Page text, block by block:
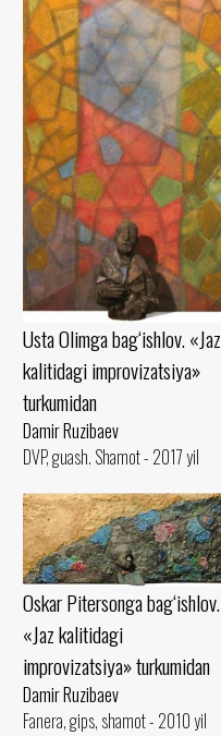
Usta Olimga bag‘ishlov. «Jaz
kalitidagi improvizatsiya»
turkumidan
Damir Ruzibaev
DVP, guash. Shamot - 2017 yil
Oskar Pitersonga bag‘ishlov.
«Jaz kalitidagi
improvizatsiya» turkumidan
Damir Ruzibaev
Fanera, gips, shamot - 2010 yil